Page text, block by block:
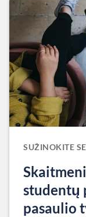
SUŽINOKITE
studentų
pasaulio